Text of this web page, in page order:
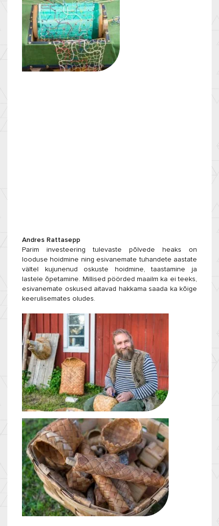
Andres Rattasepp
Parim investeering tulevaste põlvede heaks on
looduse hoidmine ning esivanemate tuhandete aastate
vältel kujunenud oskuste hoidmine, taastamine ja
lastele õpetamine. Millised pöörded maailm ka ei teeks,
esivanemate oskused aitavad hakkama saada ka kõige
keerulisemates oludes.